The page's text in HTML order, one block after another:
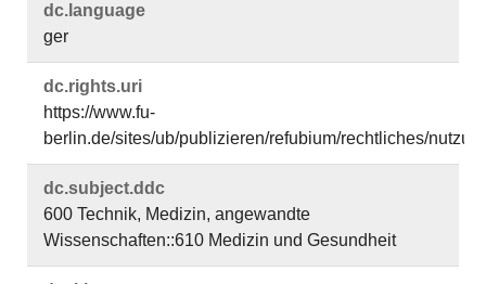
dc.​language
ger
dc.​rights.​uri
https://www.fu-
berlin.de/sites/ub/publizieren/refubium/rechtliches/
dc.​subject.​ddc
600 Technik, Medizin, angewandte
Wissenschaften::610 Medizin und Gesundheit